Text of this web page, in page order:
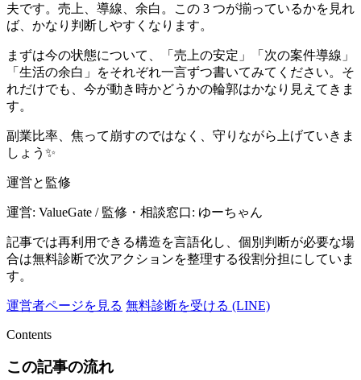
夫です。売上、導線、余白。この 3 つが揃っているかを見れ
ば、かなり判断しやすくなります。
まずは今の状態について、「売上の安定」「次の案件導線」
「生活の余白」をそれぞれ一言ずつ書いてみてください。そ
れだけでも、今が動き時かどうかの輪郭はかなり見えてきま
す。
副業比率、焦って崩すのではなく、守りながら上げていきま
しょう✨
運営と監修
運営: ValueGate / 監修・相談窓口: ゆーちゃん
記事では再利用できる構造を言語化し、個別判断が必要な場
合は無料診断で次アクションを整理する役割分担にしていま
す。
運営者ページを見る 無料診断を受ける (LINE)
Contents
この記事の流れ